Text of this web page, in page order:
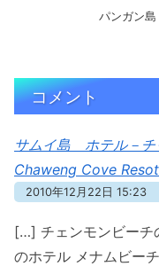
パンガン
コメント
サムイ島 ホテル－
Chaweng Cove
2010年12月22日 15:23
[…] チェンモンビーチ
のホテル メナムビー